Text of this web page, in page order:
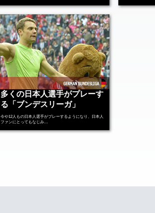
多くの日本人選手がプレーす
る「ブンデスリーガ」
今や12人もの日本人選手がプレーするようになり、日本人
ファンにとってもなじみ…